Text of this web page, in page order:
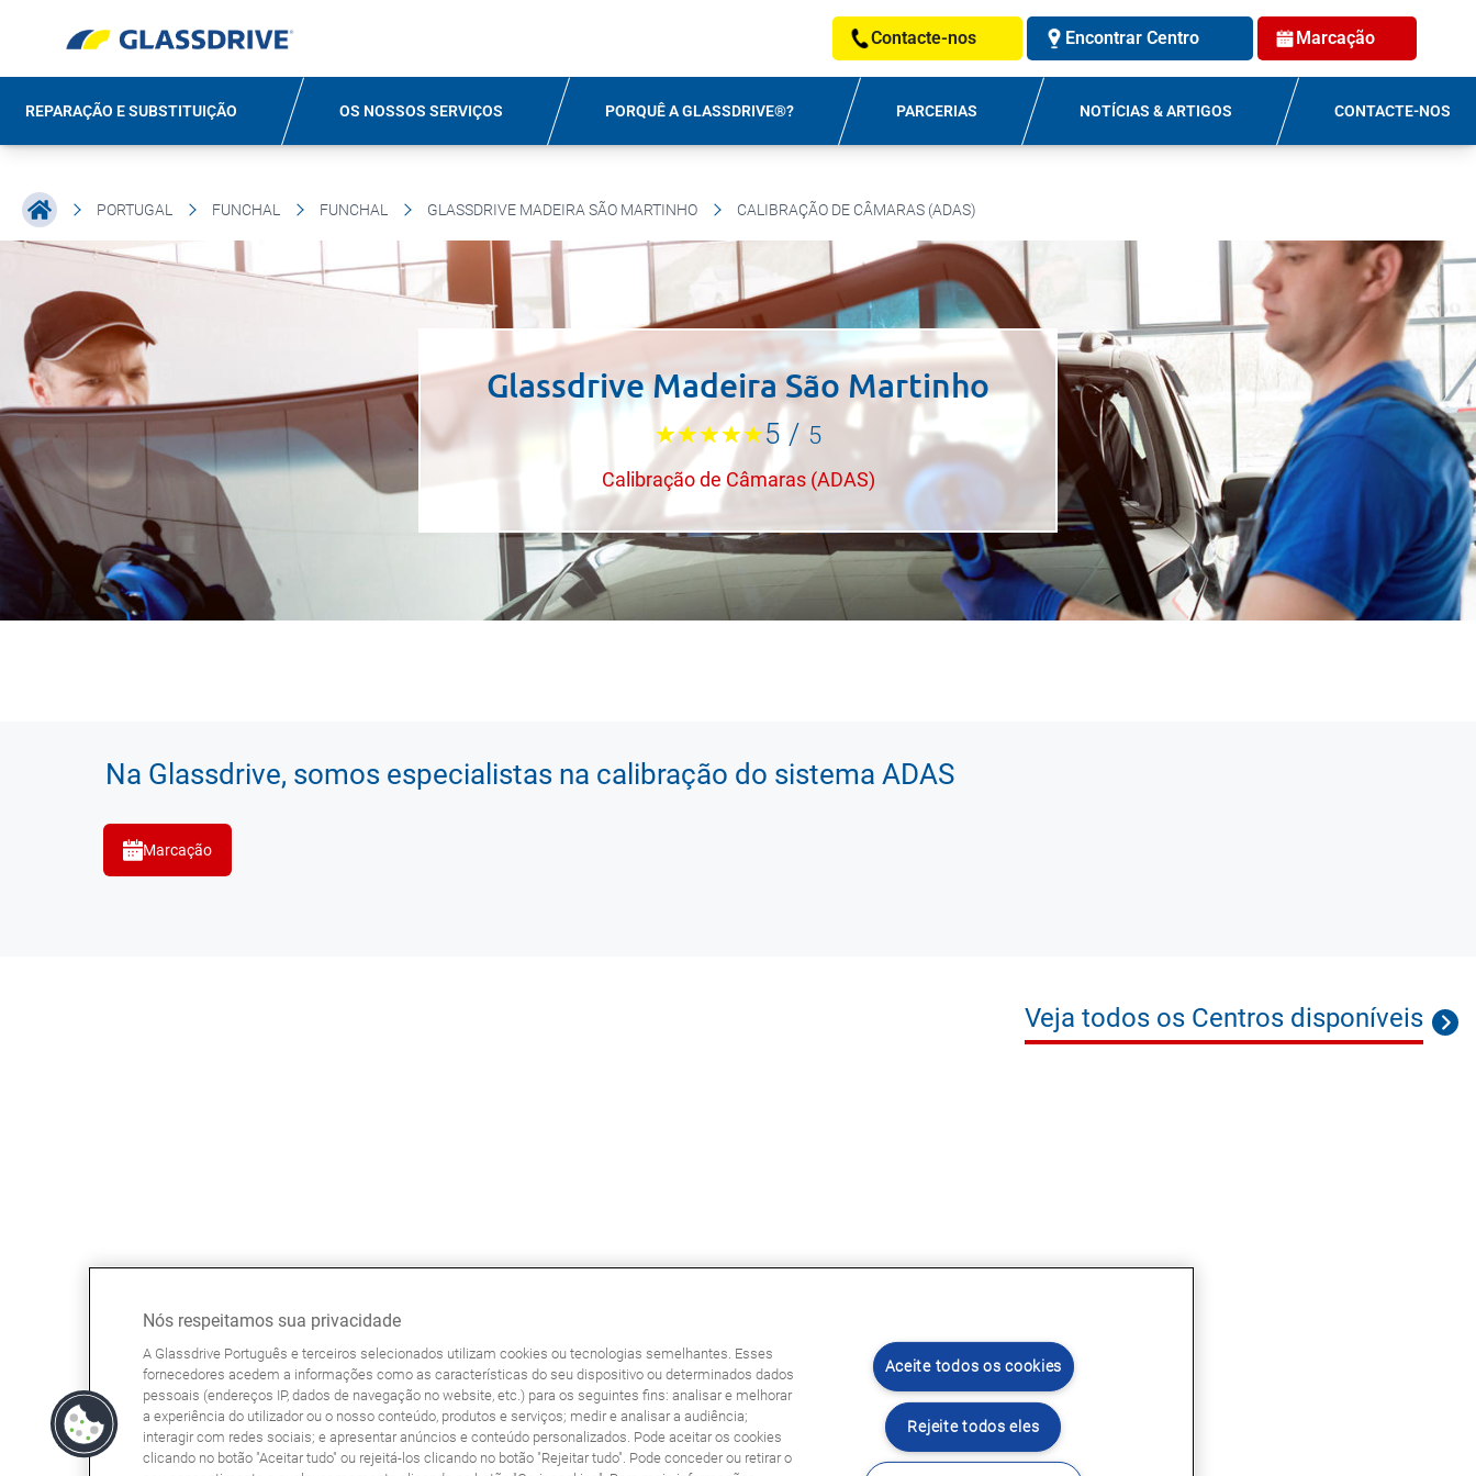
Contacte-nos Encontrar Centro Marcação
REPARAÇÃO E SUBSTITUIÇÃO OS NOSSOS SERVIÇOS PORQUÊ A GLASSDRIVE®? PARCERIAS NOTÍCIAS & ARTIGOS CONTACTE-NOS
PORTUGAL FUNCHAL FUNCHAL GLASSDRIVE MADEIRA SÃO MARTINHO CALIBRAÇÃO DE CÂMARAS (ADAS)
Glassdrive Madeira São Martinho
5 / 5
Calibração de Câmaras (ADAS)
Na Glassdrive, somos especialistas na calibração do sistema ADAS
Marcação
Veja todos os Centros disponíveis
Nós respeitamos sua privacidade
A Glassdrive Português e terceiros selecionados utilizam cookies ou tecnologias semelhantes. Esses
fornecedores acedem a informações como as características do seu dispositivo ou determinados dados
pessoais (endereços IP, dados de navegação no website, etc.) para os seguintes fins: analisar e melhorar
a experiência do utilizador ou o nosso conteúdo, produtos e serviços; medir e analisar a audiência;
interagir com redes sociais; e apresentar anúncios e conteúdo personalizados. Pode aceitar os cookies
clicando no botão "Aceitar tudo" ou rejeitá-los clicando no botão "Rejeitar tudo". Pode conceder ou retirar o
Aceite todos os cookies
Rejeite todos eles